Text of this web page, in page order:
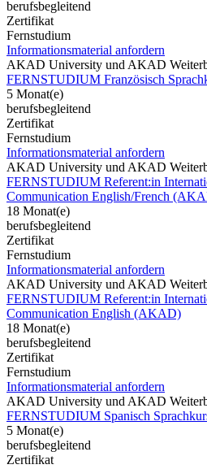
berufsbegleitend
Zertifikat
Fernstudium
Informationsmaterial anfordern
AKAD University und AKAD
FERNSTUDIUM Französisch
5 Monat(e)
berufsbegleitend
Zertifikat
Fernstudium
Informationsmaterial anfordern
AKAD University und AKAD
FERNSTUDIUM Referent:in
Communication English/French
18 Monat(e)
berufsbegleitend
Zertifikat
Fernstudium
Informationsmaterial anfordern
AKAD University und AKAD
FERNSTUDIUM Referent:in
Communication English (AKAD)
18 Monat(e)
berufsbegleitend
Zertifikat
Fernstudium
Informationsmaterial anfordern
AKAD University und AKAD
FERNSTUDIUM Spanisch
5 Monat(e)
berufsbegleitend
Zertifikat